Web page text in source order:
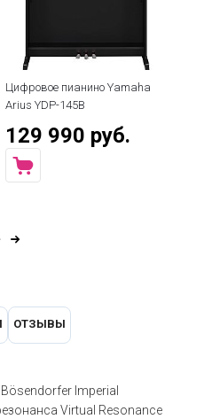
Цифровое пианино Yamaha
Arius YDP-145B
129 990 руб.
ОТЗЫВЫ
Imperial
Virtual Resonance